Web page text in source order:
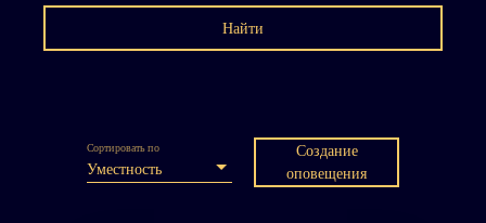
Найти
Уместность
Сортировать по
Создание
оповещения